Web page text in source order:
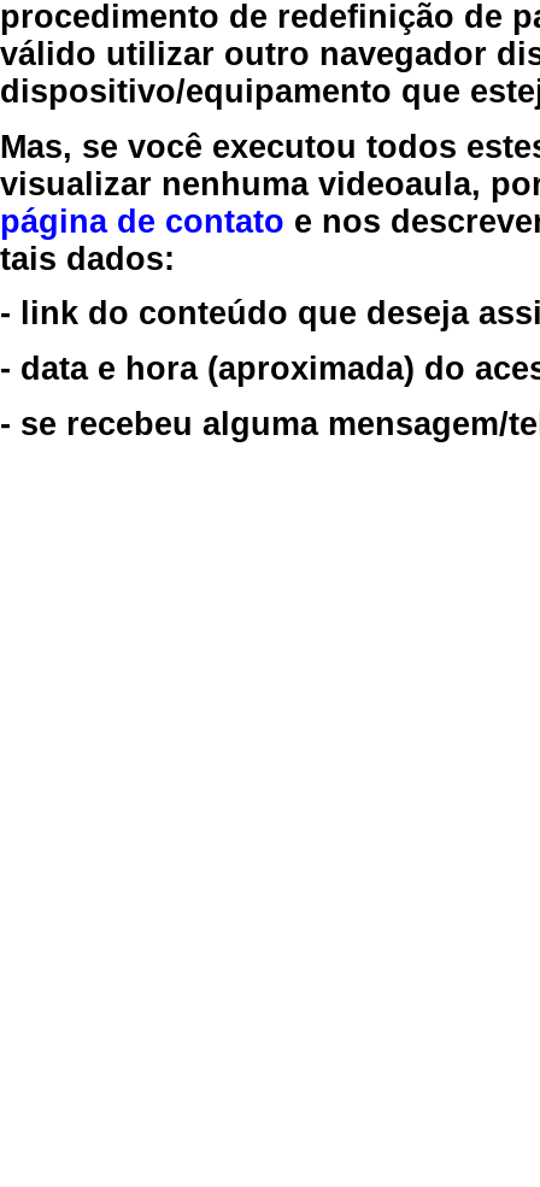
procedimento de redefinição de
válido utilizar outro navegador
dispositivo/equipamento que
Mas, se você executou todos
visualizar nenhuma videoaula,
página de contato e nos
tais dados:
- link do conteúdo que deseja
- data e hora (aproximada) do
- se recebeu alguma mensagem/